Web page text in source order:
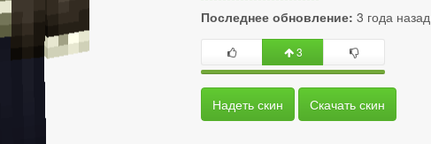
Последнее обновление: 3 года назад
3
Надеть скин Скачать скин